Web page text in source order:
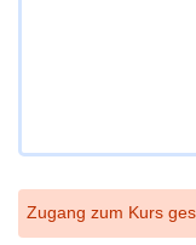
Zugang zum Kurs